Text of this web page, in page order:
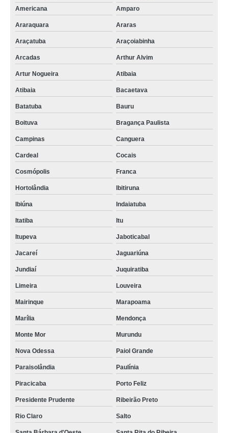
Americana
Amparo
Araraquara Araras
Araçatuba Araçoiabinha
Arcadas Arthur Alvim
Artur Nogueira Atibaia
Atibaia Bacaetava
Batatuba Bauru
Boituva Bragança Paulista
Campinas Canguera
Cardeal Cocais
Cosmópolis Franca
Hortolândia Ibitiruna
Ibiúna Indaiatuba
Itatiba Itu
Itupeva Jaboticabal
Jacareí Jaguariúna
Jundiaí Juquiratiba
Limeira Louveira
Mairinque Marapoama
Marília Mendonça
Monte Mor Murundu
Nova Odessa Paiol Grande
Paraisolândia Paulínia
Piracicaba Porto Feliz
Presidente Prudente Ribeirão Preto
Rio Claro Salto